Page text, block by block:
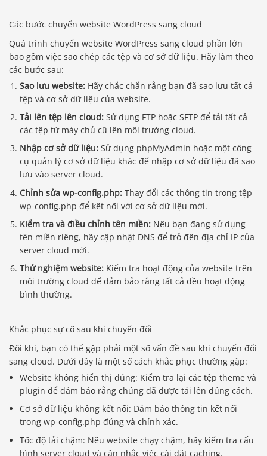
Các bước chuyển website WordPress sang cloud
Quá trình chuyển website WordPress sang cloud phần lớn
bao gồm việc sao chép các tệp và cơ sở dữ liệu. Hãy làm theo
các bước sau:
Sao lưu website: Hãy chắc chắn rằng bạn đã sao lưu tất cả
tệp và cơ sở dữ liệu của website.
Tải lên tệp lên cloud: Sử dụng FTP hoặc SFTP để tải tất cả
các tệp từ máy chủ cũ lên môi trường cloud.
Nhập cơ sở dữ liệu: Sử dụng phpMyAdmin hoặc một công
cụ quản lý cơ sở dữ liệu khác để nhập cơ sở dữ liệu đã sao
lưu vào server cloud.
Chỉnh sửa wp-config.php: Thay đổi các thông tin trong tệp
wp-config.php để kết nối với cơ sở dữ liệu mới.
Kiểm tra và điều chỉnh tên miền: Nếu bạn đang sử dụng
tên miền riêng, hãy cập nhật DNS để trỏ đến địa chỉ IP của
server cloud mới.
Thử nghiệm website: Kiểm tra hoạt động của website trên
môi trường cloud để đảm bảo rằng tất cả đều hoạt động
bình thường.
Khắc phục sự cố sau khi chuyển đổi
Đôi khi, bạn có thể gặp phải một số vấn đề sau khi chuyển đổi
sang cloud. Dưới đây là một số cách khắc phục thường gặp:
Website không hiển thị đúng: Kiểm tra lại các tệp theme và
plugin để đảm bảo rằng chúng đã được tải lên đúng cách.
Cơ sở dữ liệu không kết nối: Đảm bảo thông tin kết nối
trong wp-config.php đúng và chính xác.
Tốc độ tải chậm: Nếu website chạy chậm, hãy kiểm tra cấu
hình server cloud và cân nhắc việc cài đặt caching.